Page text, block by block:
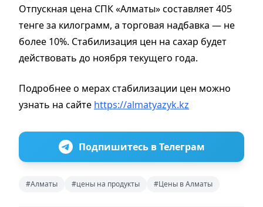
Отпускная цена СПК «Алматы» составляет 405
тенге за килограмм, а торговая надбавка — не
более 10%. Стабилизация цен на сахар будет
действовать до ноября текущего года.
Подробнее о мерах стабилизации цен можно
узнать на сайте https://almatyazyk.kz
Подпишитесь в Телеграм
#Алматы #цены на продукты #Цены в Алматы